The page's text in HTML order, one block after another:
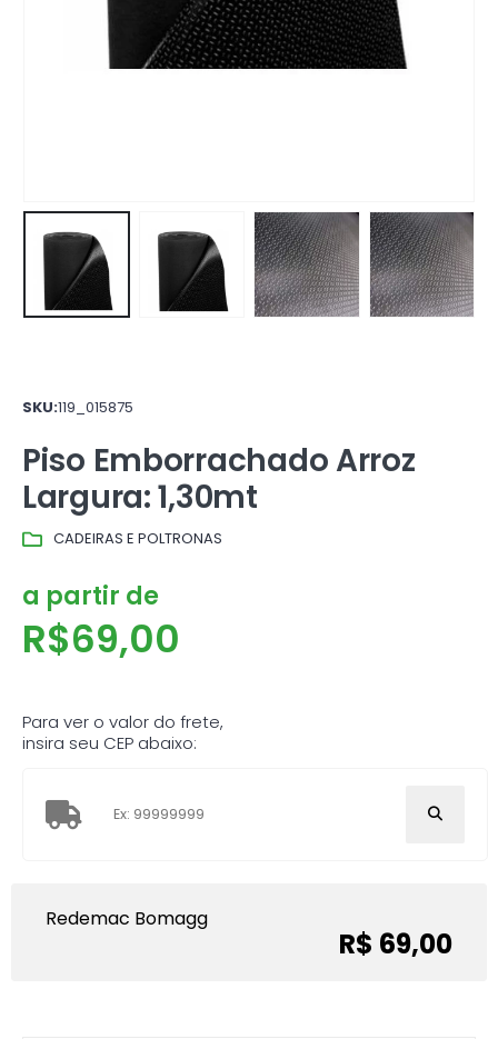
SKU:119_015875
Piso Emborrachado Arroz
Largura: 1,30mt
CADEIRAS E POLTRONAS
a partir de
R$69,00
Para ver o valor do frete,
insira seu CEP abaixo:
Redemac Bomagg
R$ 69,00